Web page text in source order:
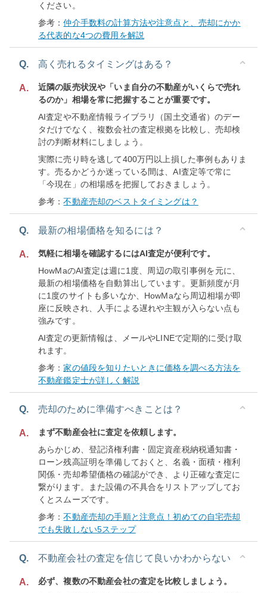
ください。
参考：仲介手数料の計算方法や注意点と、売却にかか
る代表的な4つの費用を解説
Q. 高く売れるタイミングはある？
A.
近隣の販売状況や「いま自分の不動産がいくらで売れ
るのか」相場を常に把握することが重要です。
AI査定や不動産情報ライブラリ（国土交通省）のデー
タだけでなく、複数会社の査定根拠を比較し、売却検
討の判断材料にしましょう。
実際に売り時を逃して400万円以上損した事例もありま
す。売るかどうか迷っている間は、AI査定等で常に
「今現在」の相場感を把握しておきましょう。
参考：不動産売却のベストタイミングは？
Q. 最新の相場価格を知るには？
A.
気軽に相場を確認するにはAI査定が便利です。
HowMaのAI査定は週に1度、周辺の取引事例を元に、
最新の相場価格を自動算出しています。更新頻度が月
に1度のサイトも多いなか、HowMaなら周辺相場が即
座に反映され、人手による遅れや主観が入らない点も
強みです。
AI査定の更新情報は、メールやLINEで定期的に受け取
れます。
参考：家の値段を知りたいときに価格を調べる方法を
不動産鑑定士が詳しく解説
Q. 売却のために準備すべきことは？
A.
まず不動産会社に査定を依頼します。
あらかじめ、登記済権利書・固定資産税納税通知書・
ローン残高証明を準備しておくと、名義・面積・権利
関係・売却希望価格の確認ができ、より正確な査定に
繋がります。また設備の不具合をリストアップしてお
くとスムーズです。
参考：不動産売却の手順と注意点！初めての自宅売却
でも失敗しない5ステップ
Q. 不動産会社の査定を信じて良いかわからない
A.
必ず、複数の不動産会社の査定を比較しましょう。